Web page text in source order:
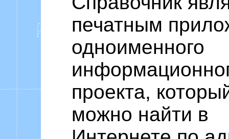
печатным
одноименного
проекта,
можно найти в